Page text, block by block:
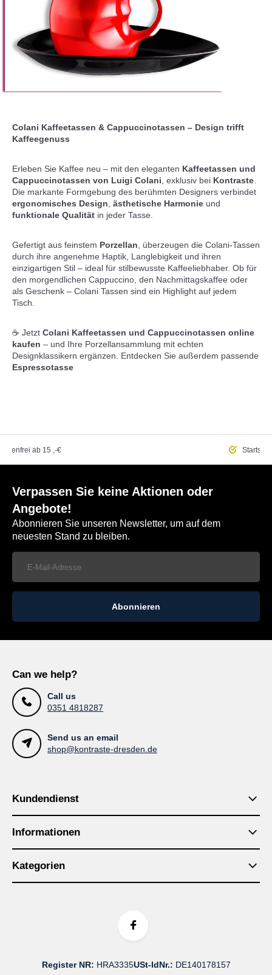
Colani Kaffeetassen & Cappuccinotassen – Design trifft
Kaffeegenuss
Erleben Sie Kaffee neu – mit den eleganten Kaffeetassen und
Cappuccinotassen von Luigi Colani , exklusiv bei Kontraste
Die markante Formgebung des berühmten Designers verbindet
ergonomisches Design ästhetische Harmonie und
funktionale Qualität in jeder Tasse.
Gefertigt aus feinstem Porzellan , überzeugen die Colani-Tassen
durch ihre angenehme Haptik, Langlebigkeit und ihren
einzigartigen Stil – ideal für stilbewusste Kaffeeliebhaber. Ob für
den morgendlichen Cappuccino, den Nachmittagskaffee oder
als Geschenk – Colani Tassen sind ein Highlight auf jedem
Tisch.
☕ Jetzt Colani Kaffeetassen und Cappuccinotassen online
kaufen – und Ihre Porzellansammlung mit echten
Designklassikern ergänzen. Entdecken Sie außerdem passende
Espressotasse
ab 15 ,-€
Verpassen Sie keine Aktionen oder
Angebote!
Abonnieren Sie unseren Newsletter, um auf dem
neuesten Stand zu bleiben.
Abonnieren
Can we help?
Call us
0351 4818287
Send us an email
shop@kontraste-dresden.de
Kundendienst
Informationen
Kategorien
Register NR: HRA3335USt-IdNr.: DE140178157